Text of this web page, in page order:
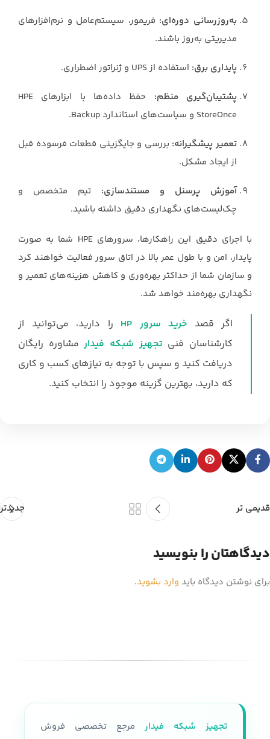
به‌روزرسانی دوره‌ای: فریمور، سیستم‌عامل و نرم‌افزارهای
مدیریتی به‌روز باشند.
پایداری برق: استفاده از UPS و ژنراتور اضطراری.
پشتیبان‌گیری منظم:
حفظ داده‌ها با ابزارهای HPE
StoreOnce و سیاست‌های استاندارد Backup.
تعمیر پیشگیرانه: بررسی و جایگزینی قطعات فرسوده قبل
از ایجاد مشکل.
آموزش پرسنل و مستندسازی: تیم متخصص و
چک‌لیست‌های نگهداری دقیق داشته باشید.
با اجرای دقیق این راهکارها، سرورهای HPE شما به صورت
پایدار، امن و با طول عمر بالا در اتاق سرور فعالیت خواهند کرد
و سازمان شما از حداکثر بهره‌وری و کاهش هزینه‌های تعمیر و
نگهداری بهره‌مند خواهد شد.
اگر قصد خرید سرور HP
را دارید، می‌توانید از
کارشناسان فنی تجهیز شبکه فیدارمشاوره رایگان
دریافت کنید و سپس با توجه به نیازهای کسب و کاری
که دارید، بهترین گزینه موجود را انتخاب کنید.
جدیدتر قدیمی تر
دیدگاهتان را بنویسید
برای نوشتن دیدگاه باید وارد بشوید.
تجهیز شبکه فیدار مرجع تخصصی فروش